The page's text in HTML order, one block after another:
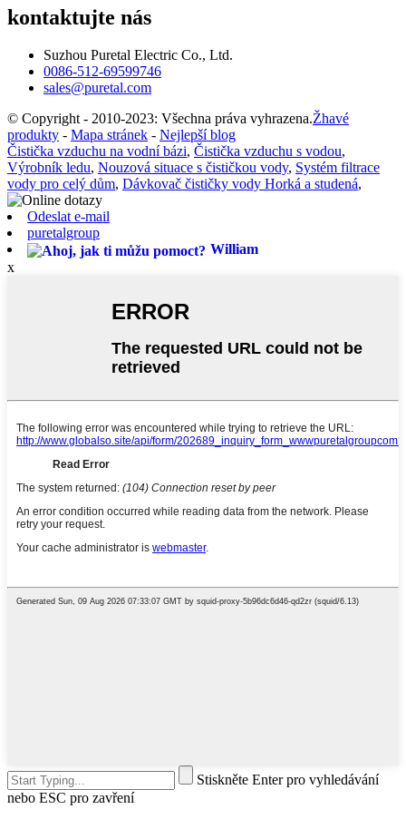
kontaktujte nás
Suzhou Puretal Electric Co., Ltd.
0086-512-69599746
sales@puretal.com
© Copyright - 2010-2023: Všechna práva vyhrazena.Žhavé
produkty - Mapa stránek - Nejlepší blog
Čistička vzduchu na vodní bázi, Čistička vzduchu s vodou,
Výrobník ledu, Nouzová situace s čističkou vody, Systém filtrace
vody pro celý dům, Dávkovač čističky vody Horká a studená,
Odeslat e-mail
puretalgroup
William
x
Stiskněte Enter pro vyhledávání
nebo ESC pro zavření